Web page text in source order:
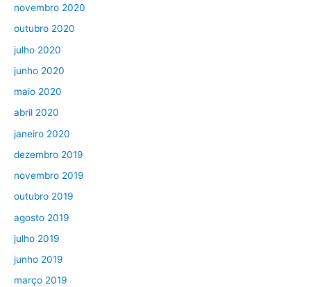
novembro 2020
outubro 2020
julho 2020
junho 2020
maio 2020
abril 2020
janeiro 2020
dezembro 2019
novembro 2019
outubro 2019
agosto 2019
julho 2019
junho 2019
março 2019